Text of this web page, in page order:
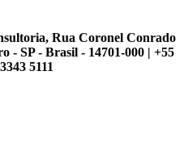
Rua Coronel Conrado
- SP - Brasil - 14701-000 | +55
5111